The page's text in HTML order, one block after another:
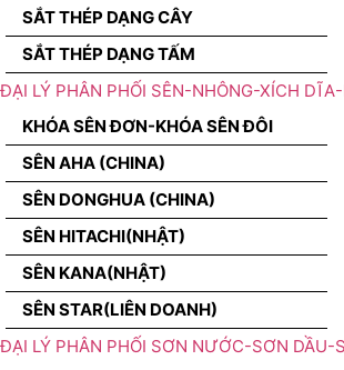
SẮT THÉP DẠNG CÂY
SẮT THÉP DẠNG TẤM
ĐẠI LÝ PHÂN PHỐI SÊN-NHÔNG-XÍCH
KHÓA SÊN ĐƠN-KHÓA SÊN ĐÔI
SÊN AHA (CHINA)
SÊN DONGHUA (CHINA)
SÊN HITACHI(NHẬT)
SÊN KANA(NHẬT)
SÊN STAR(LIÊN DOANH)
ĐẠI LÝ PHÂN PHỐI SƠN NƯỚC-SƠN DẦU-